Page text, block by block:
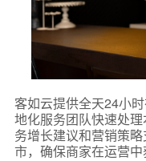
客如云提供全天24小
地化服务团队快速处
务增长建议和营销策
市，确保商家在运营中
联系方式
*所属业态